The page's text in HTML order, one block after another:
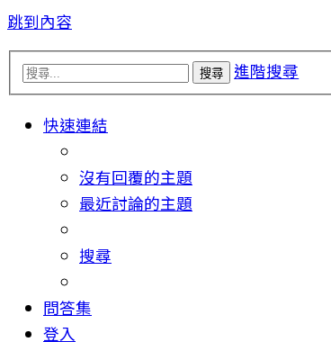
跳到內容
搜尋 進階搜尋
快速連結
沒有回覆的主題
最近討論的主題
搜尋
問答集
登入